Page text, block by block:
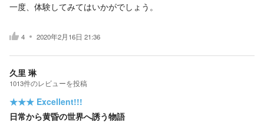
一度、体験してみてはいかがでしょう。
4 2020年2月16日 21:36
久里 琳
1013件のレビューを投稿
★★★ Excellent!!!
日常から黄昏の世界へ誘う物語